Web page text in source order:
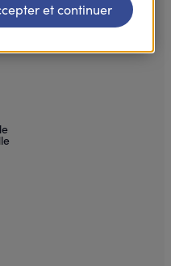
et continuer